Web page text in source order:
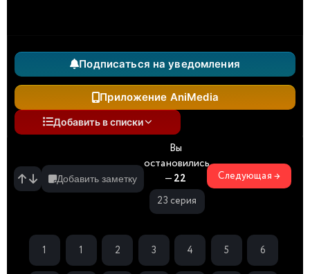
Подписаться на уведомления
Приложение AniMedia
Добавить в списки
Добавить заметку
Вы
остановились
—22
23 серия
Следующая →
1 1 2 3 4 5 6